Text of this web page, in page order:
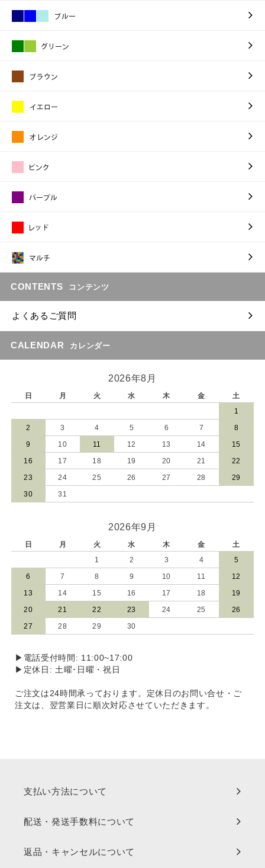
CONTENTS コンテンツ
よくあるご質問
CALENDAR カレンダー
2026年8月
日 月 火 水 木 金
土
1
2 3 4 5 6 7 8
9 10 11 12 13 14 15
16 17 18 19 20 21 22
23 24 25 26 27 28 29
30 31
2026年9月
日 月 火 水 木 金
土
1
2 3 4 5
6 7 8 9 10 11 12
13 14 15 16 17 18 19
20 21 22 23 24 25 26
27 28 29 30
▶電話受付時間: 11:00~17:00
▶定休日: 土曜･日曜・祝日
ご注文は24時間承っております。定休日のお問い合せ・ご
注文は、翌営業日に順次対応させていただきます。
支払い方法について
配送・発送手数料について
返品・キャンセルについて